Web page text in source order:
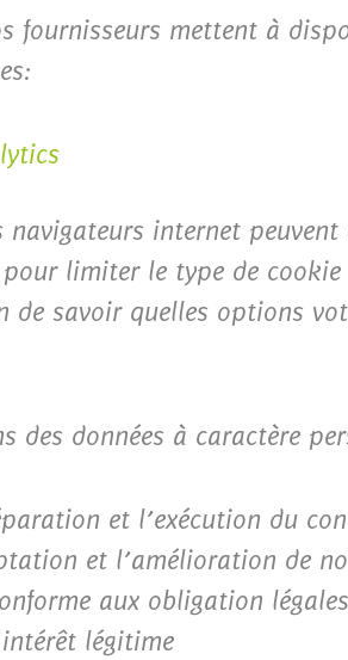
fournisseurs mettent à
navigateurs internet
limiter le type de
de savoir quelles options
des données à caractère
et l’exécution du
et l’amélioration de
aux obligation légales
légitime